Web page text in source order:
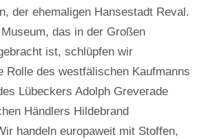
der ehemaligen Hansestadt Reval.
das in der Großen
ist, schlüpfen wir
Rolle des westfälischen Kaufmanns
Lübeckers Adolph Greverade
Händlers Hildebrand
handeln europaweit mit Stoffen,